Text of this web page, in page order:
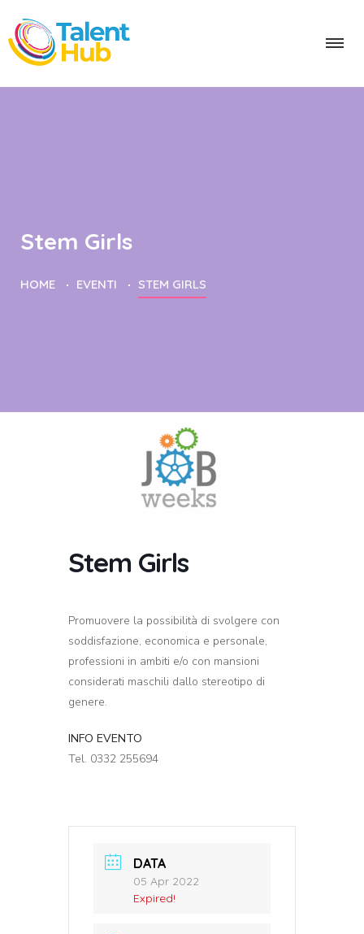
Stem Girls
HOME EVENTI STEM GIRLS
Stem Girls
Promuovere la possibilità di svolgere con
soddisfazione, economica e personale,
professioni in ambiti e/o con mansioni
considerati maschili dallo stereotipo di
genere.
INFO EVENTO
Tel. 0332 255694
DATA
05 Apr 2022
Expired!